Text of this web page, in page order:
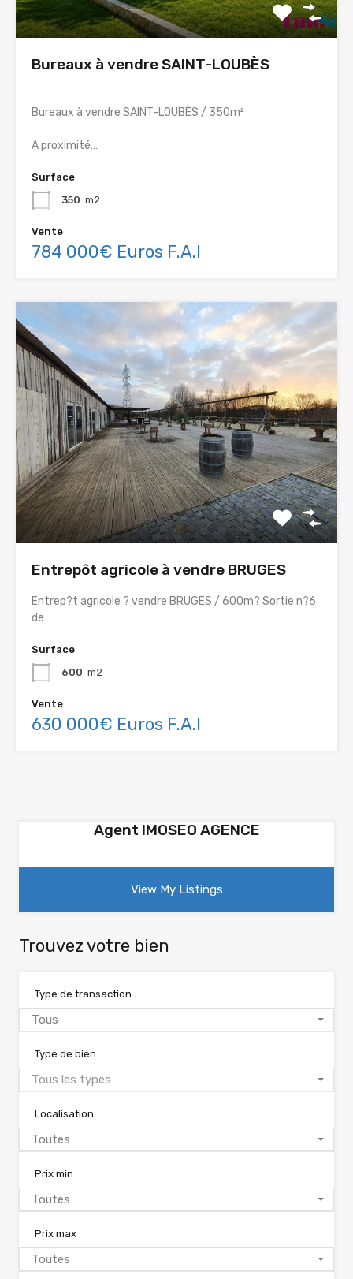
Bureaux à vendre SAINT-LOUBÈS
Bureaux à vendre SAINT-LOUBÈS / 350m²
A proximité…
Surface
350 m2
Vente
784 000€ Euros F.A.I
Entrepôt agricole à vendre BRUGES
Entrep?t agricole ? vendre BRUGES / 600m? Sortie n?6
de…
Surface
600 m2
Vente
630 000€ Euros F.A.I
Agent IMOSEO AGENCE
View My Listings
Trouvez votre bien
Type de transaction
Tous
Type de bien
Tous les types
Localisation
Toutes
Prix min
Toutes
Prix max
Toutes